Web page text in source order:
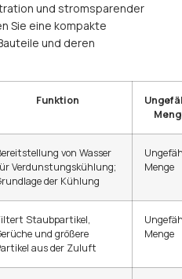
und stromsparender
Sie eine kompakte
und deren
Funktion
von Wasser
Verdunstungskühlung;
der Kühlung
Menge
Staubpartikel,
und größere
aus der Zuluft
Menge